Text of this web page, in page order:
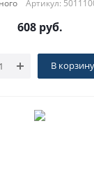
Артикул:
608руб.
В корзину